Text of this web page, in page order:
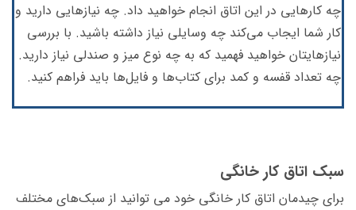
چه کارهایی در این اتاق انجام خواهید داد. چه نیازهایی دارید و
کار شما ایجاب می‌کند چه وسایلی نیاز داشته باشید. با بررسی
نیازهایتان خواهید فهمید که به چه نوع میز و صندلی نیاز دارید.
چه تعداد قفسه و کمد برای کتاب‌ها و فایل‌ها باید فراهم کنید.
سبک اتاق کار خانگی
برای چیدمان اتاق کار خانگی خود می توانید از سبک‌های مختلف